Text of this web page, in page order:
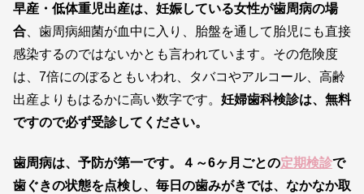
早産・低体重児出産は、妊娠している女性が歯周病の場
合 、歯周病細菌が血中に入り、胎盤を通して胎児にも直接
感染するのではないかとも言われています。その危険度
は、7倍にのぼるともいわれ、タバコやアルコール、高齢
出産よりもはるかに高い数字です。 妊婦歯科検診は、無料
ですので必ず受診してください。
歯周病は、予防が第一です。４～6ヶ月ごとの定期検診で
歯ぐきの状態を点検し、 毎日の歯みがきでは、なかなか取